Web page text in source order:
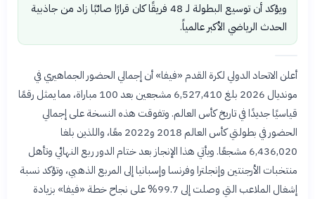
ويؤكد أن توسيع البطولة لـ 48 فريقًا كان قرارًا صائبًا زاد من جاذبية
الحدث الرياضي الأكبر عالمياً.
أعلن الاتحاد الدولي لكرة القدم «فيفا» أن إجمالي الحضور الجماهيري في
مونديال 2026 بلغ 6,527,410 مشجعين بعد 100 مباراة، مما يمثل رقمًا
قياسيًا جديدًا في تاريخ كأس العالم. وتفوقت هذه النسخة على إجمالي
الحضور في بطولتي كأس العالم 2018 و2022 معًا، واللذين بلغا
6,436,020 مشجعًا. ويأتي هذا الإنجاز بعد ختام الدور ربع النهائي وتأهل
منتخبات الأرجنتين وإنجلترا وفرنسا وإسبانيا إلى المربع الذهبي، وتؤكد نسبة
إشغال الملاعب التي وصلت إلى 99.7% على نجاح خطة «فيفا» بزيادة